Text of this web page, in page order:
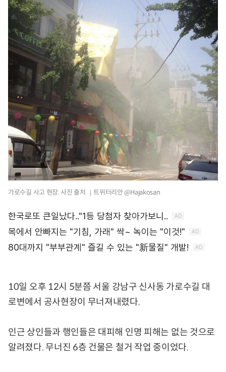
가로수길 사고 현장. 사진 출처 ｜트위터리안 @Hajakosan
10일 오후 12시 5분쯤 서울 강남구 신사동 가로수길 대
로변에서 공사현장이 무너져내렸다.
인근 상인들과 행인들은 대피해 인명 피해는 없는 것으로
알려졌다. 무너진 6층 건물은 철거 작업 중이었다.